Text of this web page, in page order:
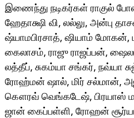
இணைந்து நடிகர்கள் ராகுல்
ஹேதாக்ஷி வி, லல்லு, அன்பு
ஷ்யாமபிரசாத், ஷியாம் மோகன்,
கைலாசம், ராஜு ராஜப்பன்,
லத்தீப், சுகம்யா சங்கர், நவ்யா
ரோஹ்மன் ஷால், மிர் சல்மான்,
கௌரவ் வெங்கடேஷ், பிரயாஸ்
ஜான் கைப்பள்ளி, ரோஹன் சூர்யா